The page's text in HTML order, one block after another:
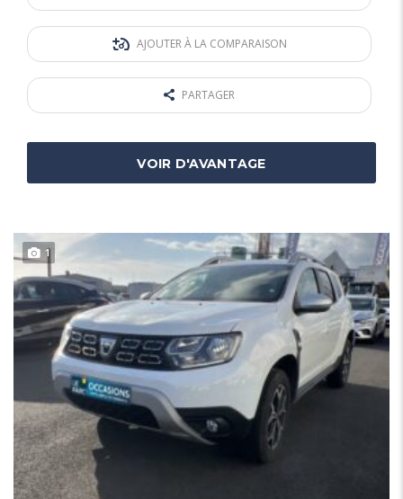
AJOUTER À LA COMPARAISON
PARTAGER
VOIR D'AVANTAGE
1